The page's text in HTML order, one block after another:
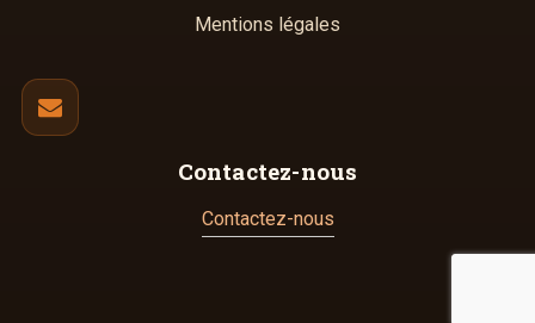
Mentions légales
Contactez-nous
Contactez-nous